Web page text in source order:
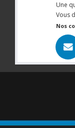
Une
Vous
Nos